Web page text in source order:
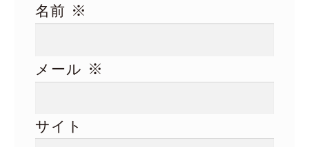
名前 ※
メール ※
サイト